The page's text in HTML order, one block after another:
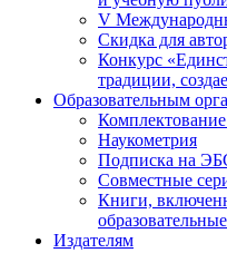
V
Скидка для
Конкурс
традиции,
Образовательным
Наукометрия
Подписка на
Совместные
Книги,
Издателям